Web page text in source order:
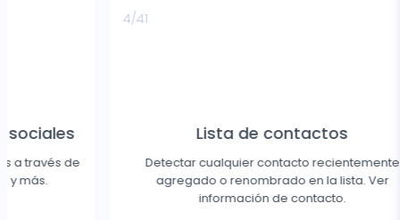
Lista de contactos
Detectar cualquier contacto recientemente
agregado o renombrado en la lista. Ver
información de contacto.